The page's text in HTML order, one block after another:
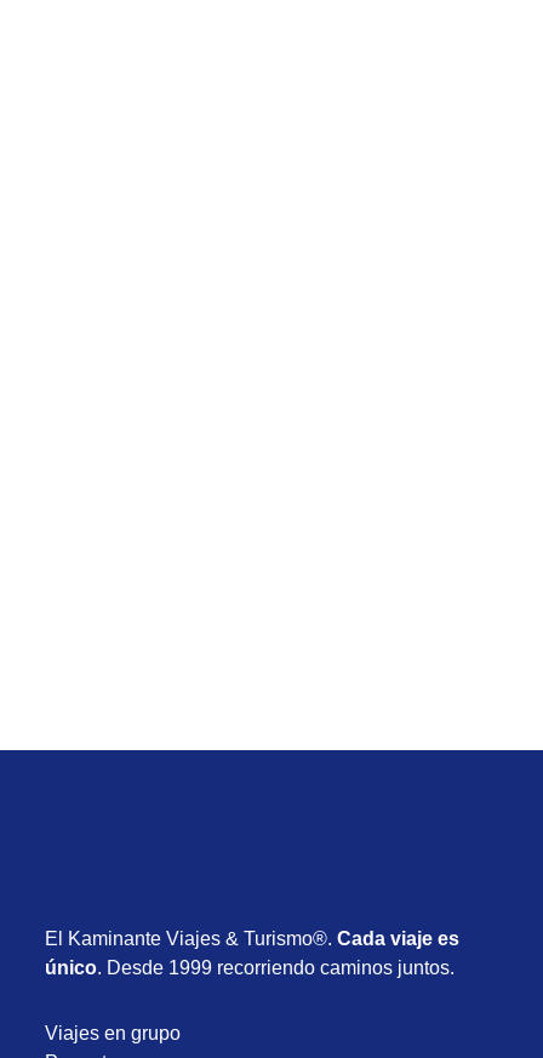
El Kaminante Viajes & Turismo®.Cada viaje es
único. Desde 1999 recorriendo caminos juntos.
Viajes en grupo